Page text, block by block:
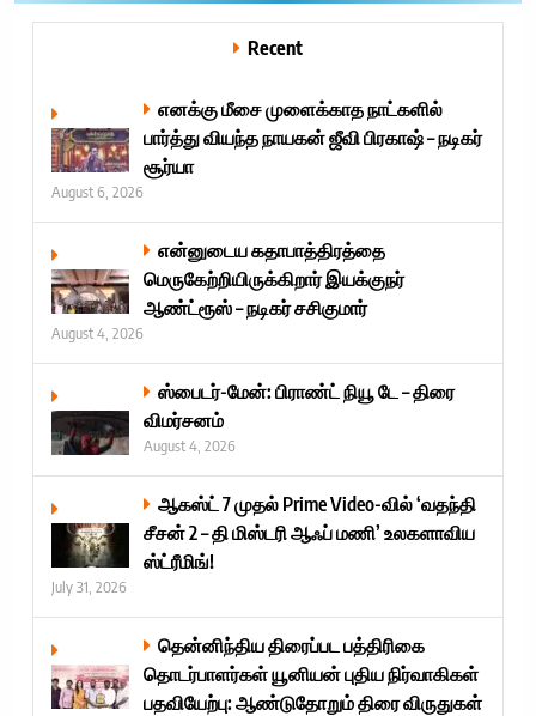
Recent
எனக்கு மீசை முளைக்காத நாட்களில்
பார்த்து வியந்த நாயகன் ஜீவி பிரகாஷ் – நடிகர்
சூர்யா
August 6, 2026
என்னுடைய கதாபாத்திரத்தை
மெருகேற்றியிருக்கிறார் இயக்குநர்
ஆண்ட்ரூஸ் – நடிகர் சசிகுமார்
August 4, 2026
ஸ்பைடர்-மேன்: பிராண்ட் நியூ டே – திரை
விமர்சனம்
August 4, 2026
ஆகஸ்ட் 7 முதல் Prime Video-வில் ‘வதந்தி
சீசன் 2 – தி மிஸ்டரி ஆஃப் மணி’ உலகளாவிய
ஸ்ட்ரீமிங்!
July 31, 2026
தென்னிந்திய திரைப்பட பத்திரிகை
தொடர்பாளர்கள் யூனியன் புதிய நிர்வாகிகள்
பதவியேற்பு: ஆண்டுதோறும் திரை விருதுகள்